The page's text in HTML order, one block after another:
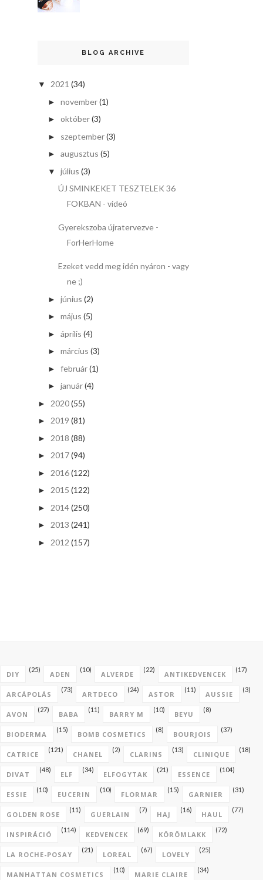
BLOG ARCHIVE
▼ 2021 (34)
► november(1)
► október(3)
► szeptember(3)
► augusztus (5)
▼ július (3)
ÚJ SMINKEKET TESZTELEK 36
FOKBAN - videó
Gyerekszoba újratervezve -
ForHerHome
Ezeket vedd meg idén nyáron - vagy
ne ;)
► június (2)
► május (5)
► április (4)
► március (3)
► február(1)
► január(4)
► 2020(55)
► 2019 (81)
► 2018 (88)
► 2017(94)
► 2016(122)
► 2015 (122)
► 2014(250)
► 2013 (241)
► 2012 (157)
DIY
(25)
ADEN
(10)
ALVERDE
(22)
ANTIKEDVENCEK
(17)
ARCÁPOLÁS
(73)
ARTDECO
(24)
ASTOR
(11)
AUSSIE
(3)
AVON
(27)
BABA
(11)
BARRY M
(10)
BEYU
(8)
BIODERMA
(15)
BOMB COSMETICS
(8)
BOURJOIS
(37)
CATRICE
(121)
CHANEL
(2)
CLARINS
(13)
CLINIQUE
(18)
DIVAT
(48)
ELF
(34)
ELFOGYTAK
(21)
ESSENCE
(104)
ESSIE
(10)
EUCERIN
(10)
FLORMAR
(15)
GARNIER
(31)
GOLDEN ROSE
(11)
GUERLAIN
(7)
HAJ
(16)
HAUL
(77)
INSPIRÁCIÓ
(114)
KEDVENCEK
(69)
KÖRÖMLAKK
(72)
LA ROCHE-POSAY
(21)
LOREAL
(67)
LOVELY
(25)
MANHATTAN COSMETICS
(10)
MARIE CLAIRE
(34)